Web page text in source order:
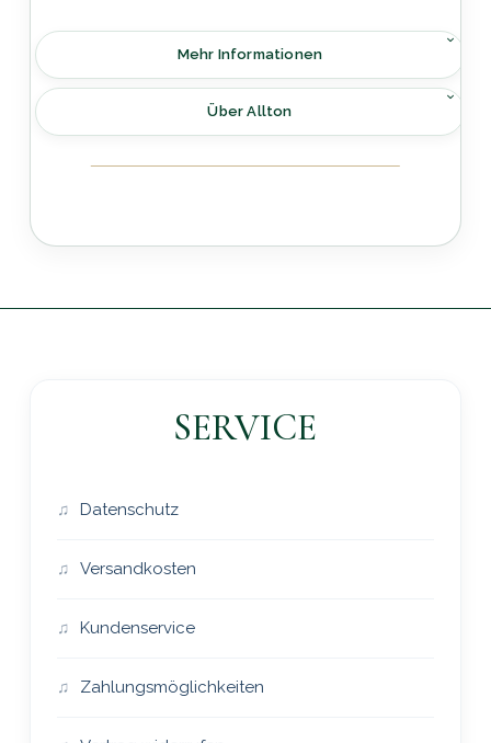
Mehr Informationen
Über Allton
SERVICE
Datenschutz
Versandkosten
Kundenservice
Zahlungsmöglichkeiten